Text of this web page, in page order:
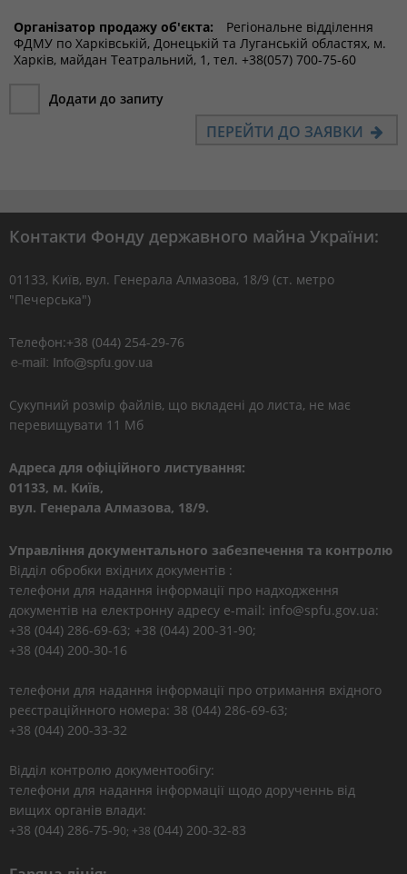
Організатор продажу об'єкта:
Регіональне відділення
ФДМУ по Харківській, Донецькій та Луганській областях, м.
Харків, майдан Театральний, 1, тел. +38(057) 700-75-60
Додати до запиту
ПЕРЕЙТИ ДО ЗАЯВКИ
Контакти Фонду державного майна України:
01133, Kиїв, вул. Генерала Алмазова, 18/9 (ст. метро
"Печерська")
Телефон:+38 (044) 254-29-76
Сукупний розмір файлів, що вкладені до листа, не має
перевищувати 11 Мб
Адреса для офіційного листування:
01133, м. Київ,
вул. Генерала Алмазова, 18/9.
Управління документального забезпечення та контролю
Відділ обробки вхідних документів :
телефони для надання інформації про надходження
документів на електронну адресу e-mail: info@spfu.gov.ua:
+38 (044) 286-69-63; +38 (044) 200-31-90;
+38 (044) 200-30-16
телефони для надання інформації про отримання вхідного
реєстраційнного номера: 38 (044) 286-69-63;
+38 (044) 200-33-32
Відділ контролю документообігу:
телефони для надання інформації щодо дорученнь від
вищих органів влади:
+38 (044) 286-75-90; +38 (044) 200-32-83